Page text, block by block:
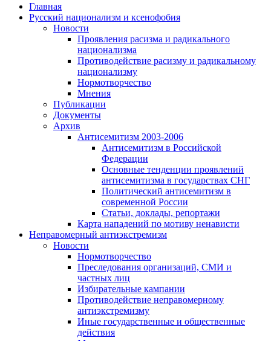
Главная
Русский национализм и ксенофобия
Новости
Проявления расизма и радикального
национализма
Противодействие расизму и радикальному
национализму
Нормотворчество
Мнения
Публикации
Документы
Архив
Антисемитизм 2003-2006
Антисемитизм в Российской
Федерации
Основные тенденции проявлений
антисемитизма в государствах СНГ
Политический антисемитизм в
современной России
Статьи, доклады, репортажи
Карта нападений по мотиву ненависти
Неправомерный антиэкстремизм
Новости
Нормотворчество
Преследования организаций, СМИ и
частных лиц
Избирательные кампании
Противодействие неправомерному
антиэкстремизму
Иные государственные и общественные
действия